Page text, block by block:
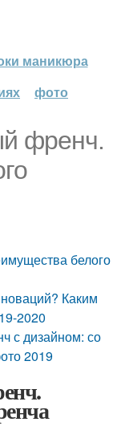
маникюра
фото
френч.
белого
Каким
2020
с дизайном: со
2019